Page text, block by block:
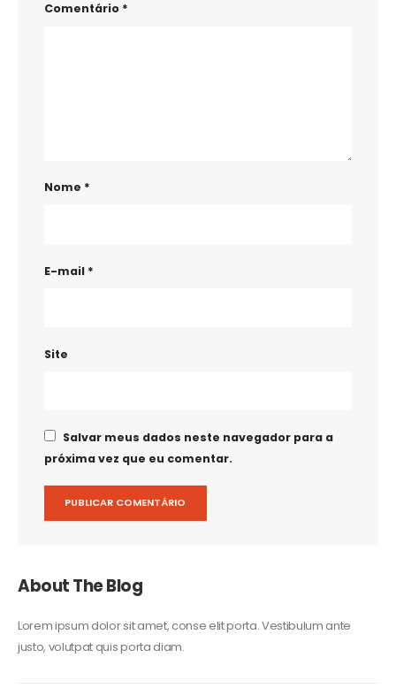
Comentário *
Nome *
E-mail *
Site
Salvar meus dados neste navegador para a
próxima vez que eu comentar.
About The Blog
Lorem ipsum dolor sit amet, conse elit porta. Vestibulum ante
justo, volutpat quis porta diam.